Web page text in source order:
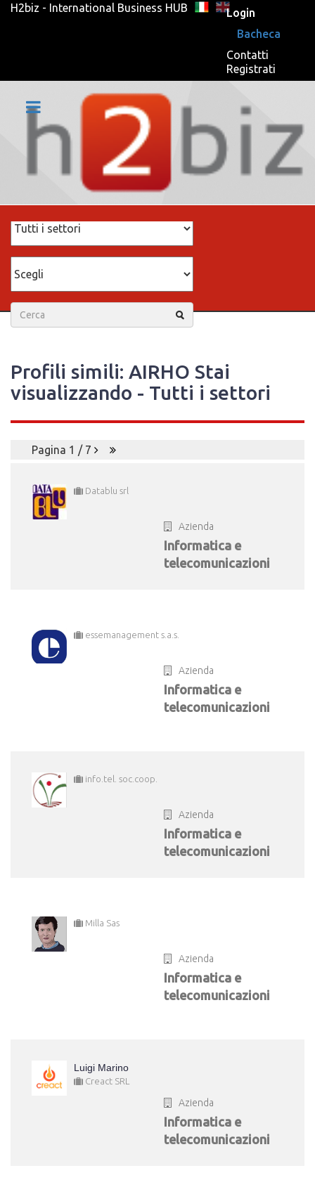
H2biz - International Business HUB
Login
Bacheca
Contatti
Registrati
Profili simili: AIRHO Stai
visualizzando - Tutti i settori
Pagina 1 / 7
Datablu srl
Azienda
Informatica e
telecomunicazioni
essemanagement s.a.s.
Azienda
Informatica e
telecomunicazioni
info.tel. soc.coop.
Azienda
Informatica e
telecomunicazioni
Milla Sas
Azienda
Informatica e
telecomunicazioni
Luigi Marino
Creact SRL
Azienda
Informatica e
telecomunicazioni